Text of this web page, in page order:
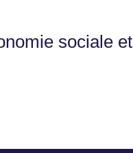
sociale et